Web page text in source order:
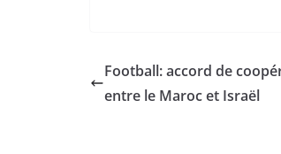
Football: accord de
entre le Maroc et Israël